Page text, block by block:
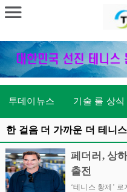
투데이뉴스 기술 룰 상식
한 걸음 더 가까운 더 테니스
페더러, 상
출전
‘테니스 황제’